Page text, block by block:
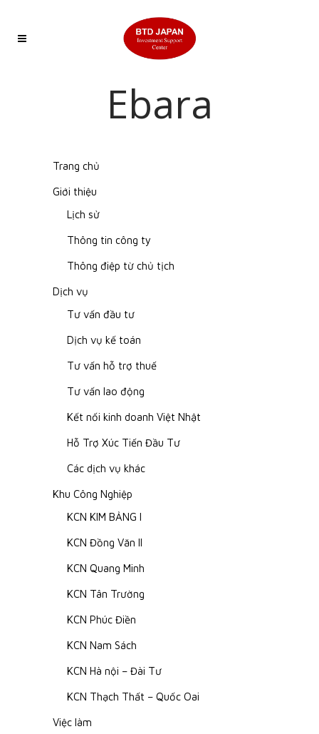
Ebara
Trang chủ
Giới thiệu
Lịch sử
Thông tin công ty
Thông điệp từ chủ tịch
Dịch vụ
Tư vấn đầu tư
Dịch vụ kế toán
Tư vấn hỗ trợ thuế
Tư vấn lao động
Kết nối kinh doanh Việt Nhật
Hỗ Trợ Xúc Tiến Đầu Tư
Các dịch vụ khác
Khu Công Nghiệp
KCN KIM BẢNG I
KCN Đồng Văn II
KCN Quang Minh
KCN Tân Trường
KCN Phúc Điền
KCN Nam Sách
KCN Hà nội – Đài Tư
KCN Thạch Thất – Quốc Oai
Việc làm